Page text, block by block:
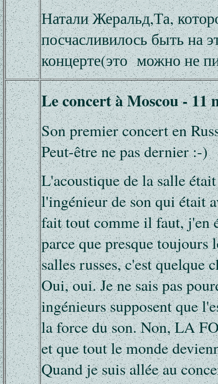
Натали Жеральд,Та,
посчасливилось быть на
концерте(это можно не
Le concert à Moscou - 11
Son premier concert en
Peut-être ne pas dernier :-)
L'acoustique de la salle
l'ingénieur de son qui était
fait tout comme il faut, j'en
parce que presque toujours
salles russes, c'est quelque
Oui, oui. Je ne sais pas
ingénieurs supposent que
la force du son. Non, LA
et que tout le monde
Quand je suis allée au